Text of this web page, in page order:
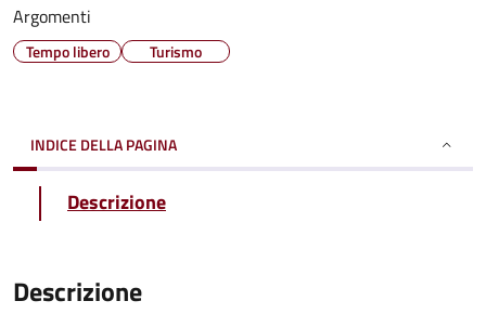
Argomenti
Tempo libero Turismo
INDICE DELLA PAGINA
Descrizione
Descrizione